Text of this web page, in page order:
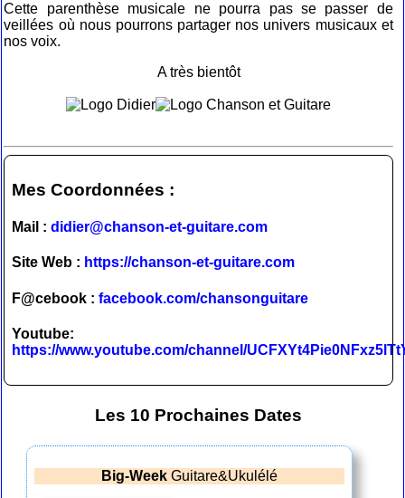
Cette parenthèse musicale ne pourra pas se passer de
veillées où nous pourrons partager nos univers musicaux et
nos voix.
A très bientôt
Mes Coordonnées :
Mail :didier@chanson-et-guitare.com
Site Web : https://chanson-et-guitare.com
F@cebook :facebook.com/chansonguitare
Youtube:
https://www.youtube.com/channel/
Les 10 Prochaines Dates
Big-Week Guitare&Ukulélé